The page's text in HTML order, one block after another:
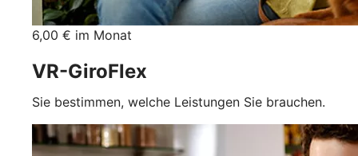
6,00 € im Monat
VR-GiroFlex
Sie bestimmen, welche Leistungen Sie brauchen.